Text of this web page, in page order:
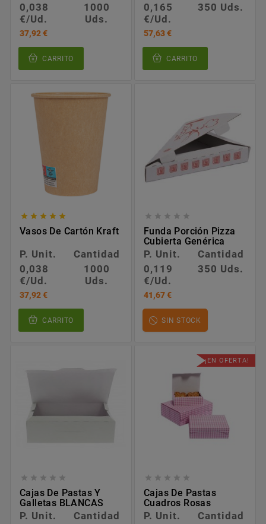
0,038
€/Ud.
1000
Uds.
37,92 €
CARRITO
0,165
€/Ud.
350 Uds.
57,63 €
CARRITO
    
Vasos De Cartón Kraft
P. Unit.
Cantidad
0,038
€/Ud.
1000
Uds.
37,92 €
CARRITO
    
Funda Porción Pizza
Cubierta Genérica
P. Unit.
Cantidad
0,119
€/Ud.
350 Uds.
41,67 €
SIN STOCK
    
Cajas De Pastas Y
Galletas BLANCAS
P. Unit.
Cantidad
¡EN OFERTA!
    
Cajas De Pastas
Cuadros Rosas
P. Unit.
Cantidad